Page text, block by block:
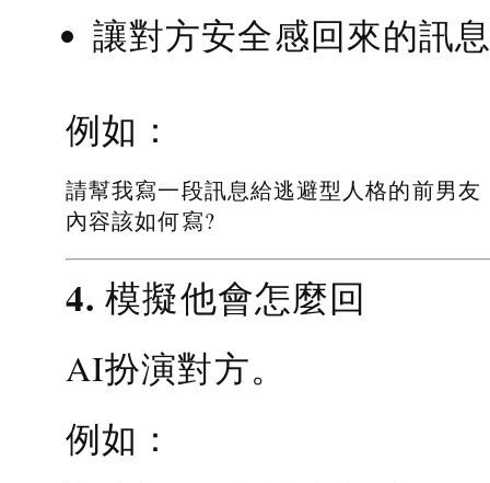
讓對方安全感回來的訊
例如：
請幫我寫一段訊息給逃避型人格的前男友
內容該如何寫?
4. 模擬他會怎麼回
AI扮演對方。
例如：